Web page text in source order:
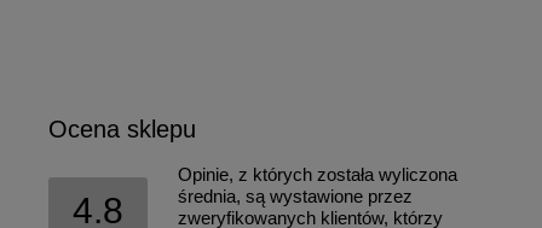
Ocena sklepu
4.8
Opinie, z których została wyliczona
średnia, są wystawione przez
zweryfikowanych klientów, którzy